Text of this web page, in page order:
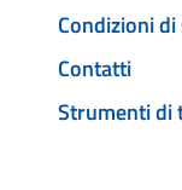
Condizioni
Contatti
Strumenti di